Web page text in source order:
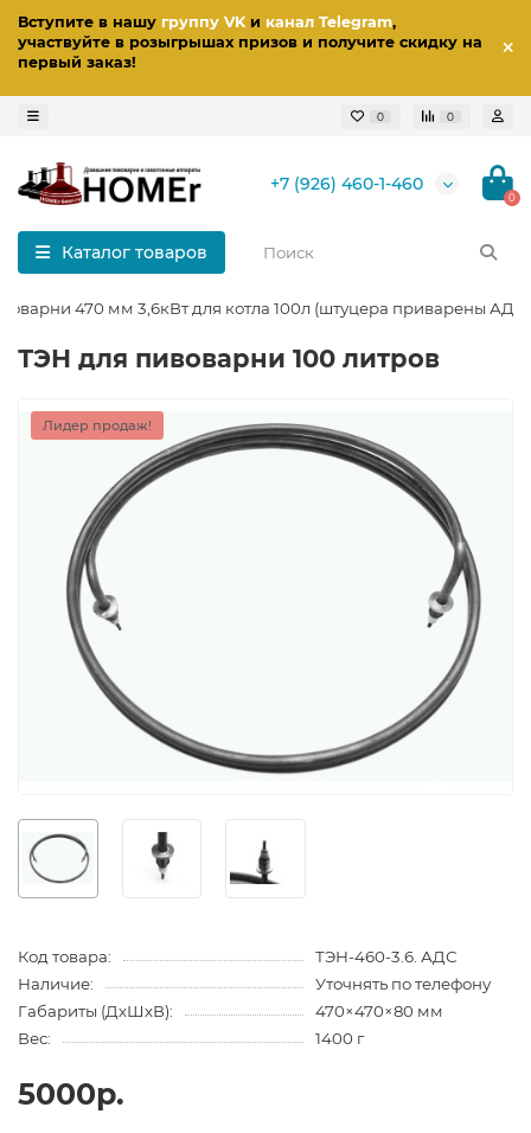
Вступите в нашу группу VKи канал Telegram,
участвуйте в розыгрышах призов и получите скидку на
первый заказ!
0 0
+7 (926) 460-1-460
0
Каталог товаров
470 мм 3,6кВт для котла 100л (штуцера приварены АДС)
ТЭН для пивоварни 100 литров
Лидер продаж!
Код товара:
ТЭН-460-3.6. АДС
Наличие:
Уточнять по телефону
Габариты (ДхШхВ):
470×470×80 мм
Вес:
1400 г
5000р.